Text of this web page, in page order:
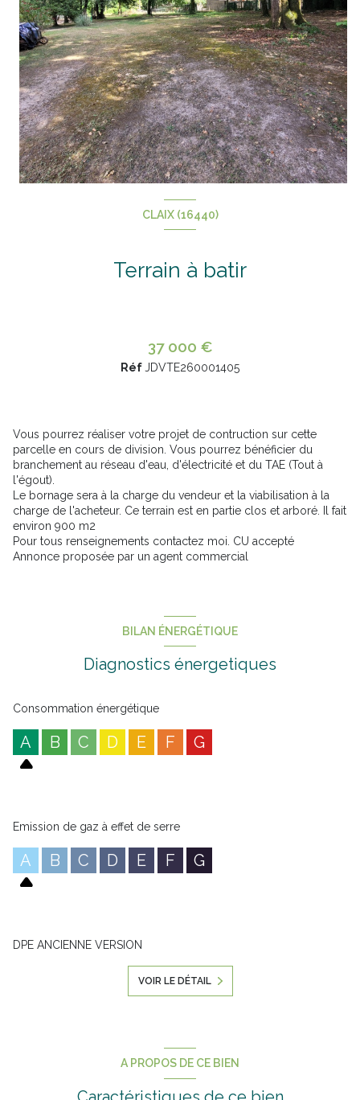
CLAIX (16440)
Terrain à batir
37 000 €
Réf JDVTE260001405
Vous pourrez réaliser votre projet de contruction sur cette
parcelle en cours de division. Vous pourrez bénéficier du
branchement au réseau d'eau, d'électricité et du TAE (Tout à
l'égout).
Le bornage sera à la charge du vendeur et la viabilisation à la
charge de l'acheteur. Ce terrain est en partie clos et arboré. Il fait
environ 900 m2
Pour tous renseignements contactez moi. CU accepté
Annonce proposée par un agent commercial
BILAN ÉNERGÉTIQUE
Diagnostics énergetiques
Consommation énergétique
A B C D E F G
Emission de gaz à effet de serre
A B C D E F G
DPE ANCIENNE VERSION
VOIR LE DÉTAIL
A PROPOS DE CE BIEN